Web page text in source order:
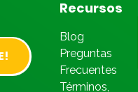
Recursos
Blog
Preguntas
Frecuentes
Términos,